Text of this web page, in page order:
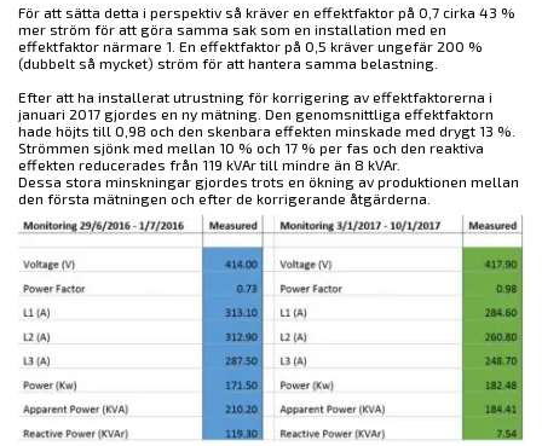
För att sätta detta i perspektiv så kräver en effektfaktor på 0,7 cirka 43 %
mer ström för att göra samma sak som en installation med en
effektfaktor närmare 1. En effektfaktor på 0,5 kräver ungefär 200 %
(dubbelt så mycket) ström för att hantera samma belastning.
Efter att ha installerat utrustning för korrigering av effektfaktorerna i
januari 2017 gjordes en ny mätning. Den genomsnittliga effektfaktorn
hade höjts till 0,98 och den skenbara effekten minskade med drygt 13 %.
Strömmen sjönk med mellan 10 % och 17 % per fas och den reaktiva
effekten reducerades från 119 kVAr till mindre än 8 kVAr.
Dessa stora minskningar gjordes trots en ökning av produktionen mellan
den första mätningen och efter de korrigerande åtgärderna.